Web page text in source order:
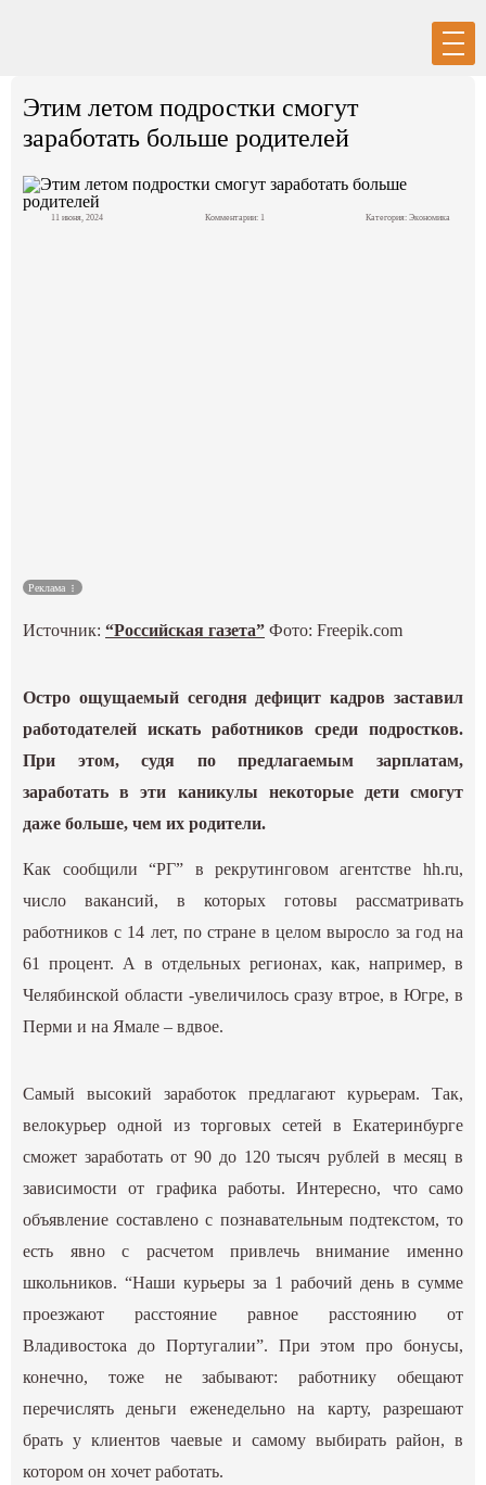
Спецпроекты
Этим летом подростки смогут
заработать больше родителей
11 июня, 2024 Комментарии: 1 Категория: Экономика
Реклама
Источник:“Российская газета” Фото: Freepik.com
Остро ощущаемый сегодня дефицит кадров заставил
работодателей искать работников среди подростков.
При этом, судя по предлагаемым зарплатам,
заработать в эти каникулы некоторые дети смогут
даже больше, чем их родители.
Как сообщили “РГ” в рекрутинговом агентстве hh.ru,
число вакансий, в которых готовы рассматривать
работников с 14 лет, по стране в целом выросло за год на
61 процент. А в отдельных регионах, как, например, в
Челябинской области -увеличилось сразу втрое, в Югре, в
Перми и на Ямале – вдвое.
Самый высокий заработок предлагают курьерам. Так,
велокурьер одной из торговых сетей в Екатеринбурге
сможет заработать от 90 до 120 тысяч рублей в месяц в
зависимости от графика работы. Интересно, что само
объявление составлено с познавательным подтекстом, то
есть явно с расчетом привлечь внимание именно
школьников. “Наши курьеры за 1 рабочий день в сумме
проезжают расстояние равное расстоянию от
Владивостока до Португалии”. При этом про бонусы,
конечно, тоже не забывают: работнику обещают
перечислять деньги еженедельно на карту, разрешают
брать у клиентов чаевые и самому выбирать район, в
котором он хочет работать.